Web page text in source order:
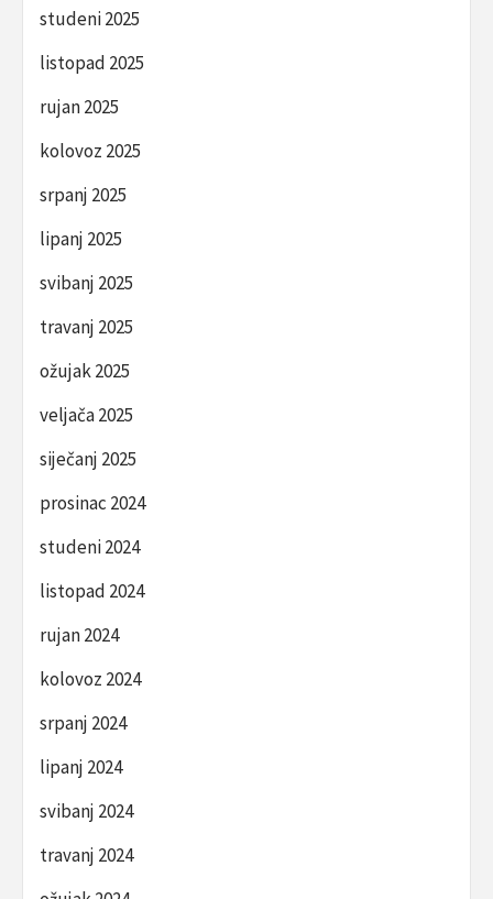
studeni 2025
listopad 2025
rujan 2025
kolovoz 2025
srpanj 2025
lipanj 2025
svibanj 2025
travanj 2025
ožujak 2025
veljača 2025
siječanj 2025
prosinac 2024
studeni 2024
listopad 2024
rujan 2024
kolovoz 2024
srpanj 2024
lipanj 2024
svibanj 2024
travanj 2024